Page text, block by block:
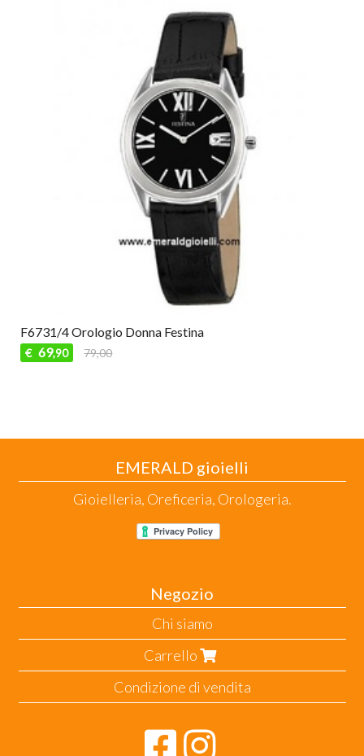
F6731/4 Orologio Donna Festina
€ 69,90 79,00
EMERALD gioielli
Gioielleria, Oreficeria, Orologeria.
Negozio
Chi siamo
Carrello
Condizione di vendita